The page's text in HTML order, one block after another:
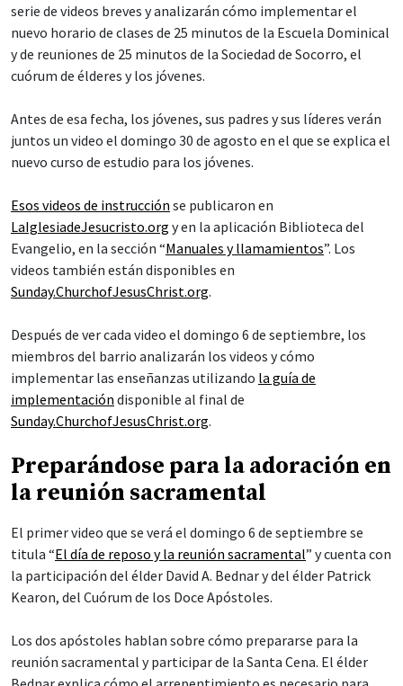
serie de videos breves y analizarán cómo implementar el
nuevo horario de clases de 25 minutos de la Escuela Dominical
y de reuniones de 25 minutos de la Sociedad de Socorro, el
cuórum de élderes y los jóvenes.
Antes de esa fecha, los jóvenes, sus padres y sus líderes verán
juntos un video el domingo 30 de agosto en el que se explica el
nuevo curso de estudio para los jóvenes.
Esos videos de instrucción se publicaron en
LaIglesiadeJesucristo.org y en la aplicación Biblioteca del
Evangelio, en la sección “Manuales y llamamientos”. Los
videos también están disponibles en
Sunday.ChurchofJesusChrist.org.
Después de ver cada video el domingo 6 de septiembre, los
miembros del barrio analizarán los videos y cómo
implementar las enseñanzas utilizando la guía de
implementación disponible al final de
Sunday.ChurchofJesusChrist.org.
Preparándose para la adoración en
la reunión sacramental
El primer video que se verá el domingo 6 de septiembre se
titula “El día de reposo y la reunión sacramental” y cuenta con
la participación del élder David A. Bednar y del élder Patrick
Kearon, del Cuórum de los Doce Apóstoles.
Los dos apóstoles hablan sobre cómo prepararse para la
reunión sacramental y participar de la Santa Cena. El élder